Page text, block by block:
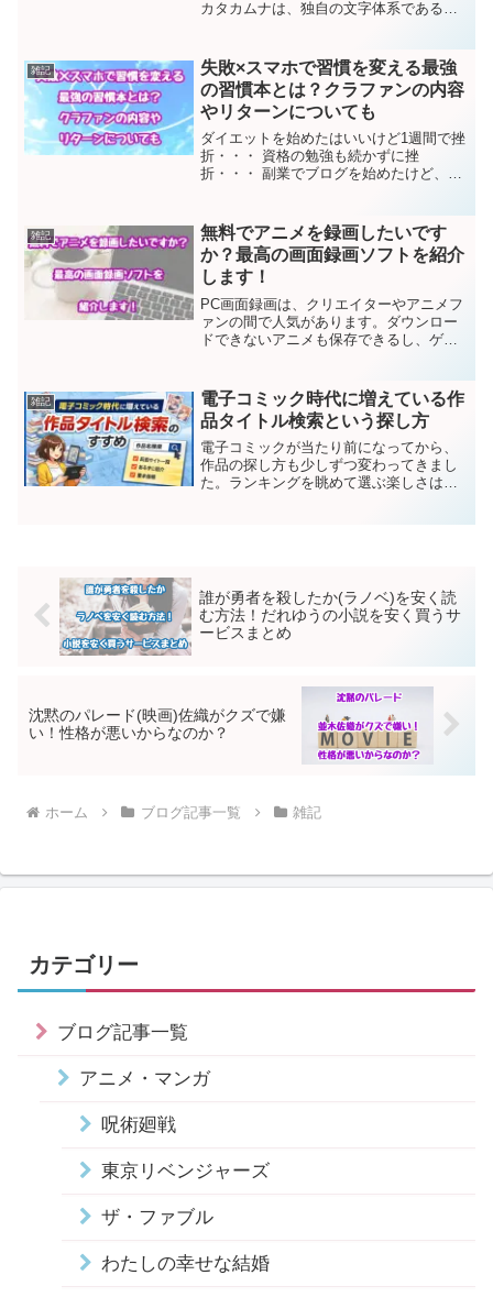
カタカムナは、独自の文字体系であるカ
い効果あるというカタカムナ文字。今回
はカタカムナ音読速...
雑記
失敗×スマホで習慣を変える最強
の習慣本とは？クラファンの内容
やリターンについても
ダイエットを始めたはいいけど1週間で挫
折・・・ 資格の勉強も続かずに挫
折・・・ 副業でブログを始めたけど、地
トや勉強などは習慣にできればいつから
は成果が出るものですが、...
雑記
無料でアニメを録画したいです
か？最高の画面録画ソフトを紹介
します！
PC画面録画は、クリエイターやアニメフ
ァンの間で人気があります。ダウンロー
ドできないアニメも保存できるし、ゲー
りますが、どんな録画ソフトを使えばい
いのでしょうか。この記...
雑記
電子コミック時代に増えている作
品タイトル検索という探し方
電子コミックが当たり前になってから、
作品の探し方も少しずつ変わってきまし
た。ランキングを眺めて選ぶ楽しさは今
誰が勇者を殺したか(ラノベ)を安く読
む方法！だれゆうの小説を安く買うサ
ービスまとめ
沈黙のパレード(映画)佐織がクズで嫌
い！性格が悪いからなのか？
ホーム ブログ記事一覧 雑記
カテゴリー
ブログ記事一覧
アニメ・マンガ
呪術廻戦
東京リベンジャーズ
ザ・ファブル
わたしの幸せな結婚